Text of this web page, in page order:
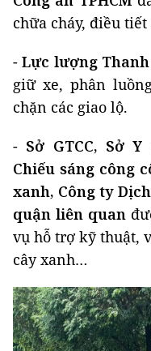
chữa cháy, điều
-Lực lượng
giữ xe, phân
chặn các giao lộ.
- Sở GTCC, Sở
Chiếu sáng công
xanh, Công ty
quận liên quan
vụ hỗ trợ kỹ thuật,
cây xanh…